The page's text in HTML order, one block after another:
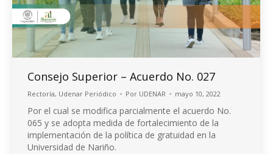
Consejo Superior – Acuerdo No. 027
Rectoría, Udenar Periódico Por UDENAR mayo 10, 2022
Por el cual se modifica parcialmente el acuerdo No.
065 y se adopta medida de fortalecimiento de la
implementación de la política de gratuidad en la
Universidad de Nariño.